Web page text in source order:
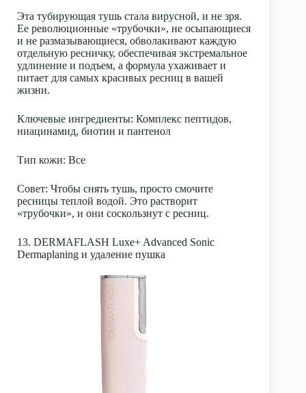
Эта тубирующая тушь стала вирусной, и не зря.
Ее революционные «трубочки», не осыпающиеся
и не размазывающиеся, обволакивают каждую
отдельную ресничку, обеспечивая экстремальное
удлинение и подъем, а формула ухаживает и
питает для самых красивых ресниц в вашей
жизни.
Ключевые ингредиенты: Комплекс пептидов,
ниацинамид, биотин и пантенол
Тип кожи: Все
Совет: Чтобы снять тушь, просто смочите
ресницы теплой водой. Это растворит
«трубочки», и они соскользнут с ресниц.
13. DERMAFLASH Luxe+ Advanced Sonic
Dermaplaning и удаление пушка